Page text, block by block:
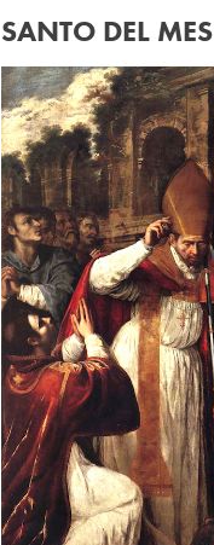
SANTO DEL MES